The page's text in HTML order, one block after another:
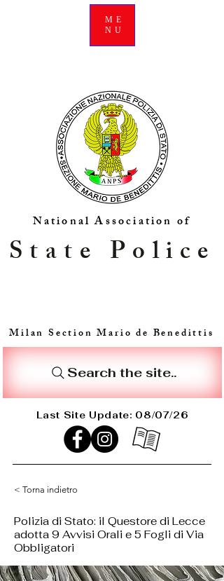
ME
NU
National Association of
Milan Section Mario de Benedittis
Search the site..
State Police
Last Site Update: 08/07/26
< Torna indietro
Polizia di Stato: il Questore di Lecce
adotta 9 Avvisi Orali e 5 Fogli di Via
Obbligatori